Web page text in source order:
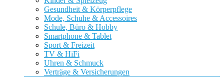
Gesundheit & Körperpflege
Mode, Schuhe & Accessoires
Schule, Büro & Hobby
Smartphone & Tablet
Sport & Freizeit
TV & HiFi
Uhren & Schmuck
Verträge & Versicherungen